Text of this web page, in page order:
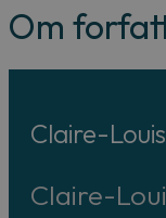
Om
Claire-
Claire-